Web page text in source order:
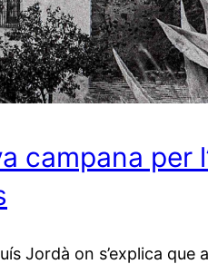
campana per
Jordà on s’explica